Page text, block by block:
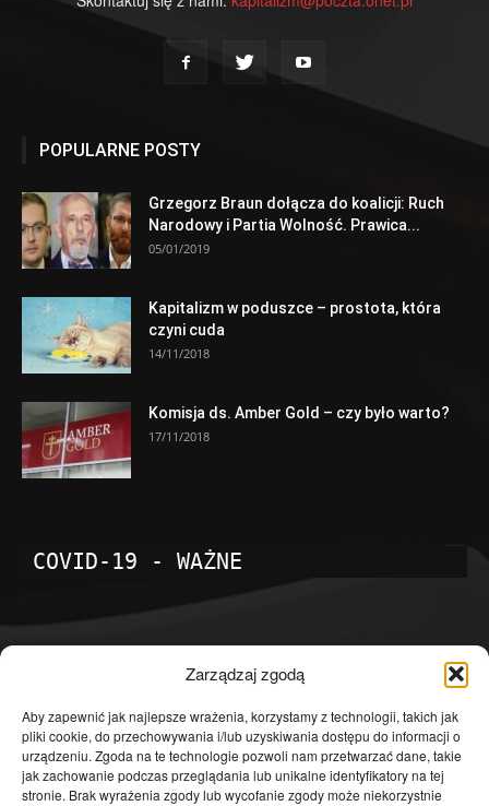
Zarządzaj zgodą
Aby zapewnić jak najlepsze wrażenia, korzystamy z technologii, takich jak
pliki cookie, do przechowywania i/lub uzyskiwania dostępu do informacji o
urządzeniu. Zgoda na te technologie pozwoli nam przetwarzać dane, takie
jak zachowanie podczas przeglądania lub unikalne identyfikatory na tej
stronie. Brak wyrażenia zgody lub wycofanie zgody może niekorzystnie
POPULARNE POSTY
Grzegorz Braun dołącza do koalicji: Ruch
Narodowy i Partia Wolność. Prawica...
05/01/2019
Kapitalizm w poduszce – prostota, która
czyni cuda
14/11/2018
Komisja ds. Amber Gold – czy było warto?
17/11/2018
COVID-19 - WAŻNE
Temat dnia
4601
Publicystyka
4363
Polityka
3639